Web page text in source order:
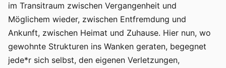
im Transitraum zwischen Vergangenheit und
Möglichem wieder, zwischen Entfremdung und
Ankunft, zwischen Heimat und Zuhause. Hier nun, wo
gewohnte Strukturen ins Wanken geraten, begegnet
jede*r sich selbst, den eigenen Verletzungen,